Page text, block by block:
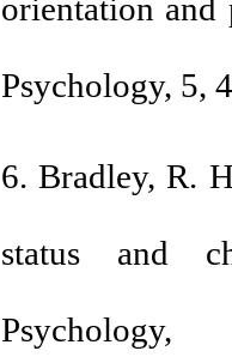
orientation and
Psychology, 5,
6. Bradley, R.
status and